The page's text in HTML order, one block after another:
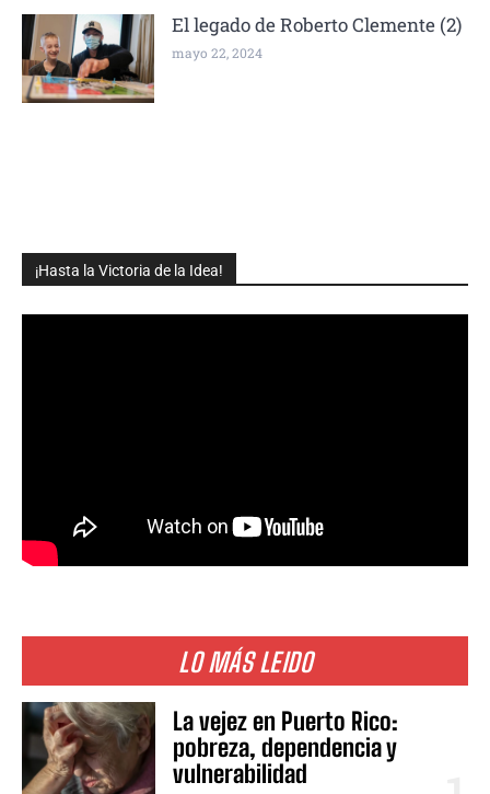
¡Hasta la Victoria de la Idea!
LO MÁS LEIDO
La vejez en Puerto Rico:
pobreza, dependencia y
vulnerabilidad
El legado de Roberto Clemente (2)
mayo 22, 2024